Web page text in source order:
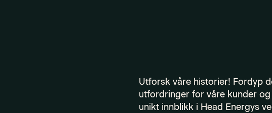
Utforsk våre historier! Fordyp
utfordringer for våre kunder
unikt innblikk i Head Energys